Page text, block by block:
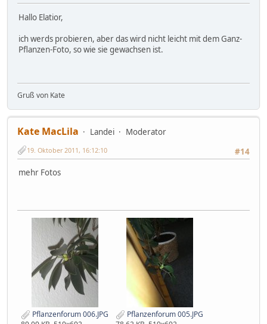
Hallo Elatior,
ich werds probieren, aber das wird nicht leicht mit dem Ganz-
Pflanzen-Foto, so wie sie gewachsen ist.
Gruß von Kate
Kate MacLila Landei
Moderator
#14
19. Oktober 2011, 16:12:10
mehr Fotos
Pflanzenforum 006.JPG
Pflanzenforum 005.JPG